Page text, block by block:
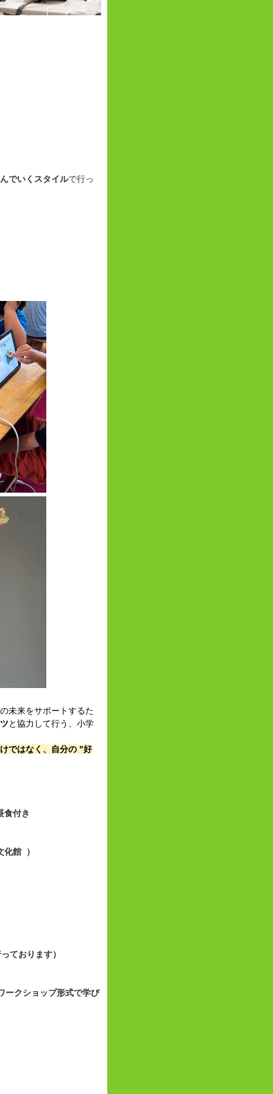
でいくスタイルで行っ
未来をサポートするた
と協力して行う、小学
ではなく、自分の "好
10:30） 昼食付き
化館 ）
ております）
クショップ形式で学び